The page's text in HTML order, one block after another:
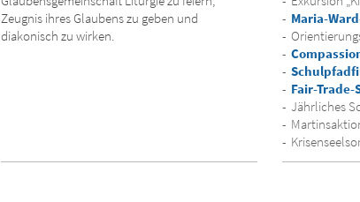
Zeugnis ihres Glaubens zu geben und
diakonisch zu wirken.
Maria-
Fair-
Jährliches